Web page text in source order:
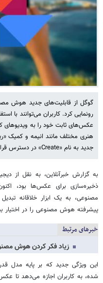
گوگل از قابلیت‌های جدید هوش
عکس‌های ثابت خود را به ویدیوهای
هنری مختلف مانند انیمه و کمیک
جدید به نام «Create» در دسترس قرار خواهند گرفت.
به گزارش خبرآنلاین، به نقل از
ذخیره‌سازی برای عکس‌ها بود،
مصنوعی، به یک ابزار خلاقانه
پیشرفته هوش مصنوعی را در اختیار بیش از ۱.۵ میلیارد کاربر خود
خبرهای مرتبط
زیاد فکر کردن هوش
شده، به کاربران اجازه می‌دهد تا